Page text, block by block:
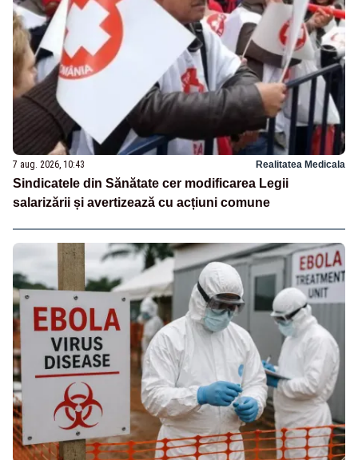
7 aug. 2026, 10:43 Realitatea Medicala
Sindicatele din Sănătate cer modificarea Legii
salarizării și avertizează cu acțiuni comune